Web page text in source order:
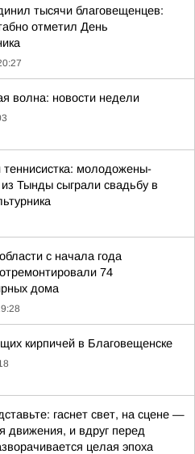
тысячи благовещенцев:
отметил День
волна: новости недели
теннисистка: молодожены-
Тынды сыграли свадьбу в
с начала года
74
дома
кирпичей в Благовещенске
гаснет свет, на сцене —
движения, и вдруг перед
целая эпоха